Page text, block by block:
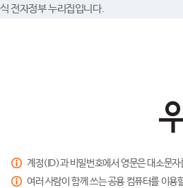
전자정부 누리집입니다.
계정(ID)과 비밀번호에서 영문은 대소문
여러 사람이 함께 쓰는 공용 컴퓨터를 이